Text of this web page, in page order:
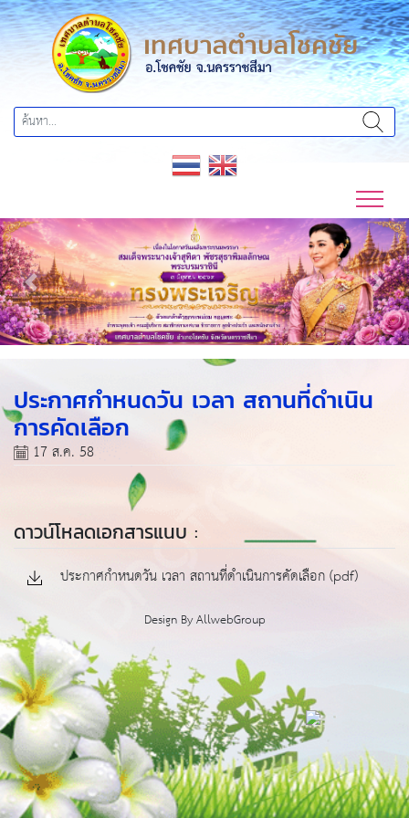
Previous Next
ประกาศกำหนดวัน เวลา สถานที่ดำเนิน
การคัดเลือก
17 ส.ค. 58
ดาวน์โหลดเอกสารแนบ :
ประกาศกำหนดวัน เวลา สถานที่ดำเนินการคัดเลือก (pdf)
Design ByAllwebGroup